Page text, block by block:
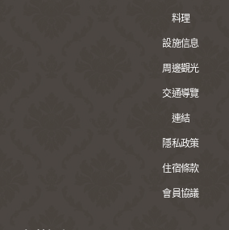
料理
設施信息
周邊觀光
交通導覽
連結
隱私政策
住宿條款
會員協議